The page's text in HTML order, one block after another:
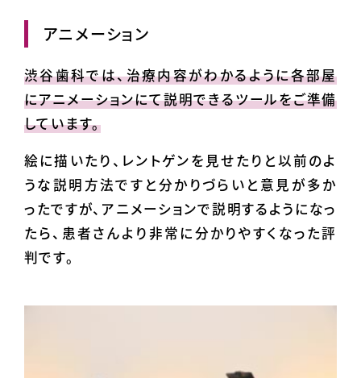
アニメーション
渋谷歯科では、治療内容がわかるように各部屋
にアニメーションにて説明できるツールをご準備
しています。
絵に描いたり、レントゲンを見せたりと以前のよ
うな説明方法ですと分かりづらいと意見が多か
ったですが、アニメーションで説明するようになっ
たら、患者さんより非常に分かりやすくなった評
判です。